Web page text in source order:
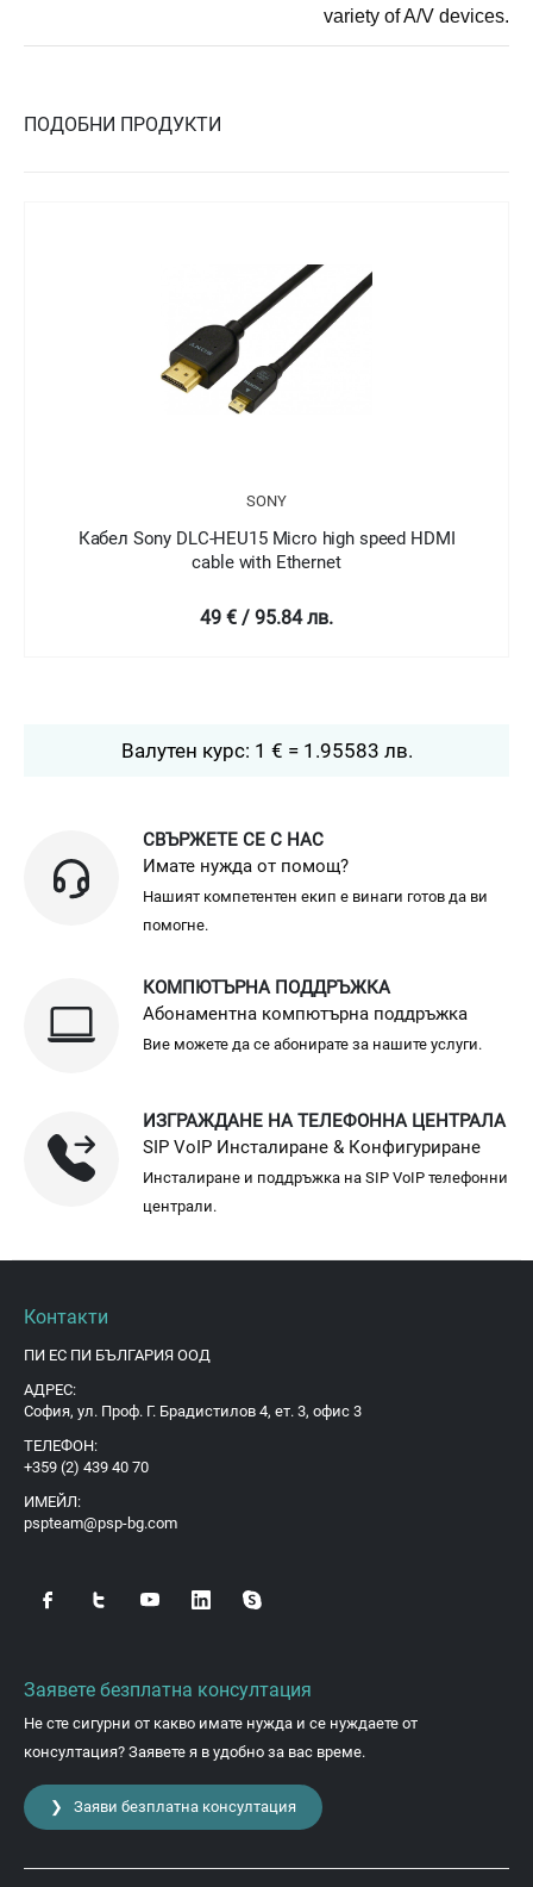
variety of A/V devices.
ПОДОБНИ ПРОДУКТИ
SONY
Кабел Sony DLC-HEU15 Micro high speed HDMI
cable with Ethernet
49 € / 95.84 лв.
Валутен курс: 1 € = 1.95583 лв.
СВЪРЖЕТЕ СЕ С НАС
Имате нужда от помощ?
Нашият компетентен екип е винаги готов да ви
помогне.
КОМПЮТЪРНА ПОДДРЪЖКА
Абонаментна компютърна поддръжка
Вие можете да се абонирате за нашите услуги.
ИЗГРАЖДАНЕ НА ТЕЛЕФОННА ЦЕНТРАЛА
SIP VoIP Инсталиране & Конфигуриране
Инсталиране и поддръжка на SIP VoIP телефонни
централи.
Контакти
ПИ ЕС ПИ БЪЛГАРИЯ ООД
АДРЕС:
София, ул. Проф. Г. Брадистилов 4, ет. 3, офис 3
ТЕЛЕФОН:
+359 (2) 439 40 70
ИМЕЙЛ:
pspteam@psp-bg.com
Заявете безплатна консултация
Не сте сигурни от какво имате нужда и се нуждаете от
консултация? Заявете я в удобно за вас време.
❯ Заяви безплатна консултация